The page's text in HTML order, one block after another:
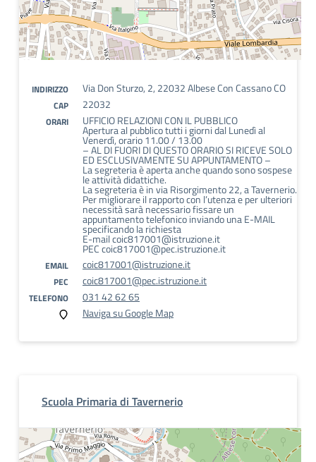
INDIRIZZO Via Don Sturzo, 2, 22032 Albese Con Cassano CO
CAP 22032
ORARI UFFICIO RELAZIONI CON IL PUBBLICO
Apertura al pubblico tutti i giorni dal Lunedì al
Venerdì, orario 11.00 / 13.00
– AL DI FUORI DI QUESTO ORARIO SI RICEVE SOLO
ED ESCLUSIVAMENTE SU APPUNTAMENTO –
La segreteria è aperta anche quando sono sospese
le attività didattiche.
La segreteria è in via Risorgimento 22, a Tavernerio.
Per migliorare il rapporto con l’utenza e per ulteriori
necessità sarà necessario fissare un
appuntamento telefonico inviando una E-MAIL
specificando la richiesta
E-mail coic817001@istruzione.it
PEC coic817001@pec.istruzione.it
EMAIL coic817001@istruzione.it
PEC coic817001@pec.istruzione.it
TELEFONO
031 42 62 65
Naviga su Google Map
Scuola Primaria di Tavernerio